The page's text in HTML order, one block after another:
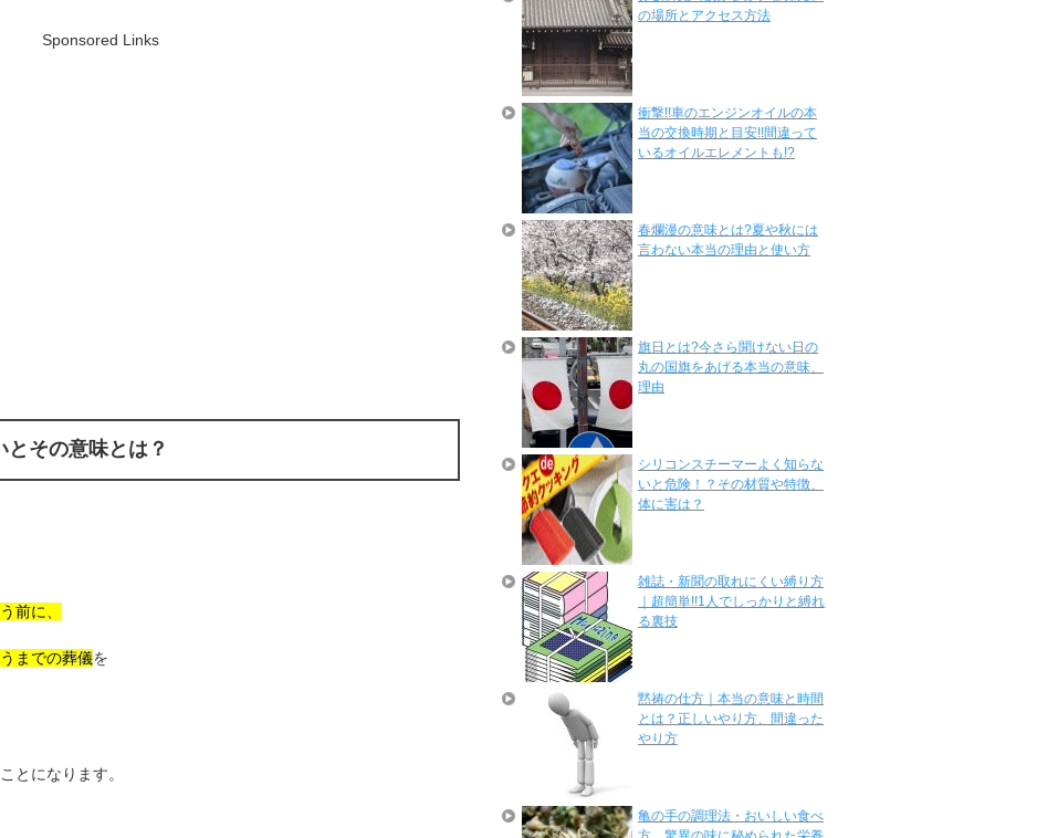
Sponsored Links
その意味とは？
前に、
までの葬儀を
とになります。
の場所とアクセス方法
衝撃!!車のエンジンオイルの本
当の交換時期と目安!!間違って
いるオイルエレメントも!?
春爛漫の意味とは?夏や秋には
言わない本当の理由と使い方
旗日とは?今さら聞けない日の
丸の国旗をあげる本当の意味、
理由
シリコンスチーマーよく知らな
いと危険！？その材質や特徴、
体に害は？
雑誌・新聞の取れにくい縛り方
｜超簡単!!1人でしっかりと縛れ
る裏技
黙祷の仕方｜本当の意味と時間
とは？正しいやり方、間違った
やり方
亀の手の調理法・おいしい食べ